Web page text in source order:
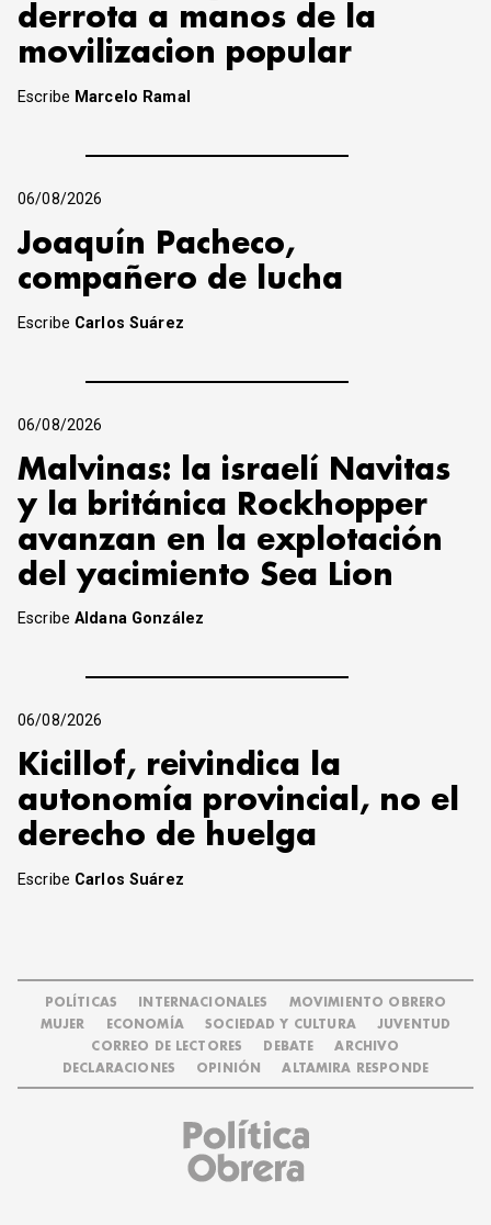
derrota a manos de la
movilizacion popular
Escribe Marcelo Ramal
06/08/2026
Joaquín Pacheco,
compañero de lucha
Escribe Carlos Suárez
06/08/2026
Malvinas: la israelí Navitas
y la británica Rockhopper
avanzan en la explotación
del yacimiento Sea Lion
EscribeAldana González
06/08/2026
Kicillof, reivindica la
autonomía provincial, no el
derecho de huelga
Escribe Carlos Suárez
POLÍTICAS INTERNACIONALES
MOVIMIENTO OBRERO
MUJER
ECONOMÍA SOCIEDAD Y CULTURA
JUVENTUD
CORREO DE LECTORES
DEBATE
ARCHIVO
DECLARACIONES
OPINIÓN ALTAMIRA RESPONDE